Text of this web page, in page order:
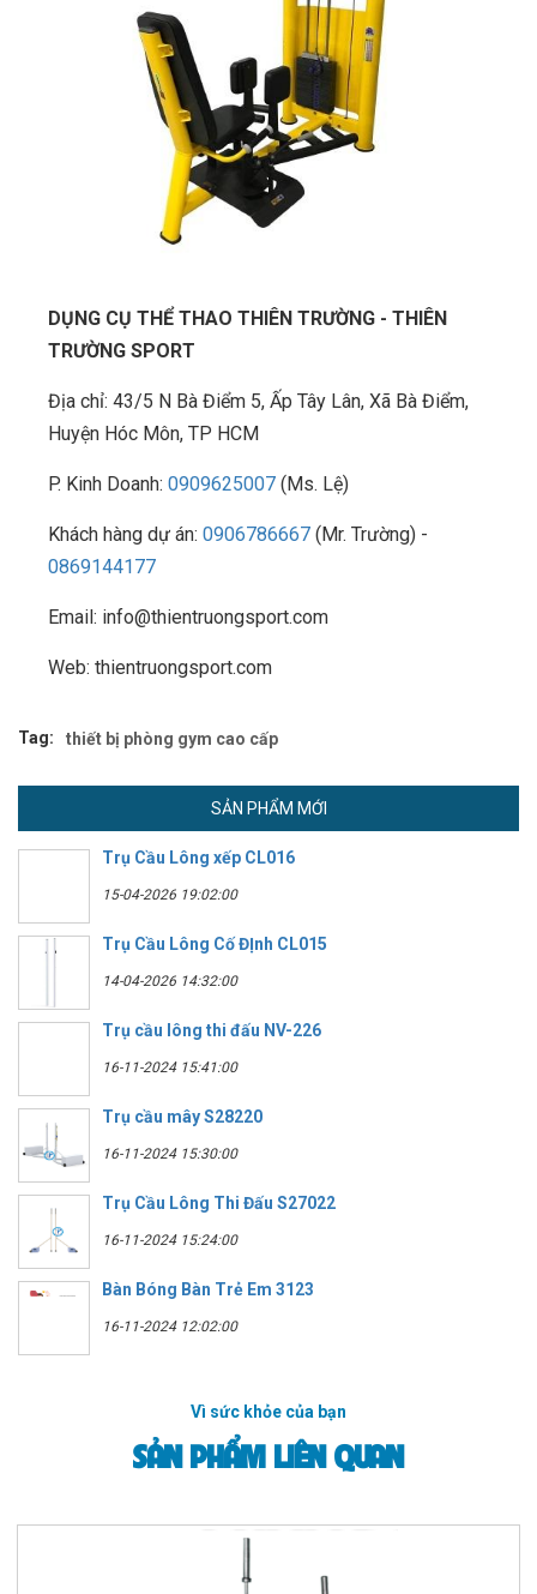
DỤNG CỤ THỂ THAO THIÊN TRƯỜNG - THIÊN
TRƯỜNG SPORT
Địa chỉ: 43/5 N Bà Điểm 5, Ấp Tây Lân, Xã Bà Điểm,
Huyện Hóc Môn, TP HCM
P. Kinh Doanh: 0909625007 (Ms. Lệ)
Khách hàng dự án: 0906786667 (Mr. Trường) -
0869144177
Email: info@thientruongsport.com
Web: thientruongsport.com
Tag: thiết bị phòng gym cao cấp
SẢN PHẨM MỚI
Trụ Cầu Lông xếp CL016
15-04-2026 19:02:00
Trụ Cầu Lông Cố ĐỊnh CL015
14-04-2026 14:32:00
Trụ cầu lông thi đấu NV-226
16-11-2024 15:41:00
Trụ cầu mây S28220
16-11-2024 15:30:00
Trụ Cầu Lông Thi Đấu S27022
16-11-2024 15:24:00
Bàn Bóng Bàn Trẻ Em 3123
16-11-2024 12:02:00
Vì sức khỏe của bạn
SẢN PHẨM LIÊN QUAN